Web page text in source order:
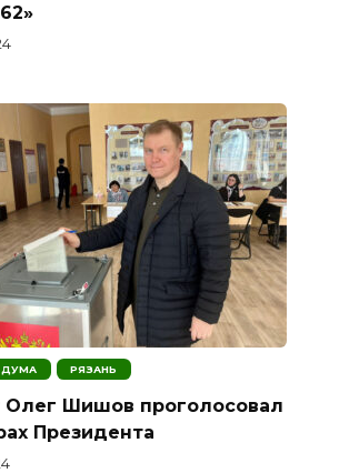
ДУМА РЯЗАНЬ
Олег Шишов проголосовал
Президента